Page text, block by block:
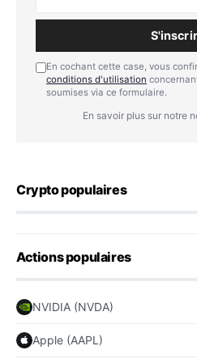
En cochant cette case, vous
conditions d'utilisation
soumises via ce formulaire.
En savoir plus sur notre
Crypto populaires
Actions populaires
NVIDIA (NVDA)
Apple (AAPL)